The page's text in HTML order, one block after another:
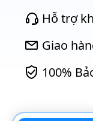
Hỗ trợ
Giao
100%